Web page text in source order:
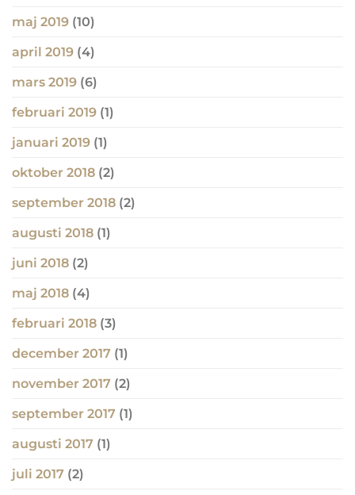
maj 2019 (10)
april 2019 (4)
mars 2019 (6)
februari 2019 (1)
januari 2019 (1)
oktober 2018 (2)
september 2018 (2)
augusti 2018 (1)
juni 2018 (2)
maj 2018 (4)
februari 2018 (3)
december 2017 (1)
november 2017 (2)
september 2017 (1)
augusti 2017 (1)
juli 2017 (2)